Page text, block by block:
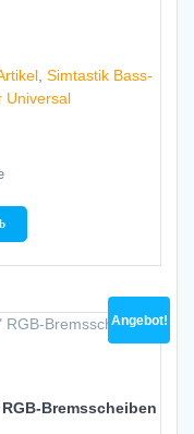
, Simtastik Bass-
Universal
Angebot!
Bremsscheiben